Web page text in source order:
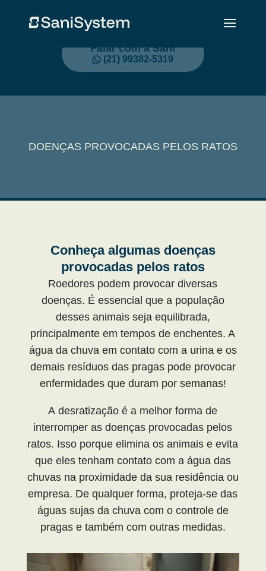
Falar com a Sani
(21) 99382-5319
DOENÇAS PROVOCADAS PELOS RATOS
Conheça algumas doenças
provocadas pelos ratos
Roedores podem provocar diversas
doenças. É essencial que a população
desses animais seja equilibrada,
principalmente em tempos de enchentes. A
água da chuva em contato com a urina e os
demais resíduos das pragas pode provocar
enfermidades que duram por semanas!
A desratização é a melhor forma de
interromper as doenças provocadas pelos
ratos. Isso porque elimina os animais e evita
que eles tenham contato com a água das
chuvas na proximidade da sua residência ou
empresa. De qualquer forma, proteja-se das
águas sujas da chuva com o controle de
pragas e também com outras medidas.